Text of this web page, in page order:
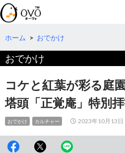
検
索
コ
テ
ツ
へ
ホーム > おでかけ
おでかけ
コケと紅葉が彩る庭
塔頭「正覚庵」特別
おでかけ カルチャー 2023年10月13日